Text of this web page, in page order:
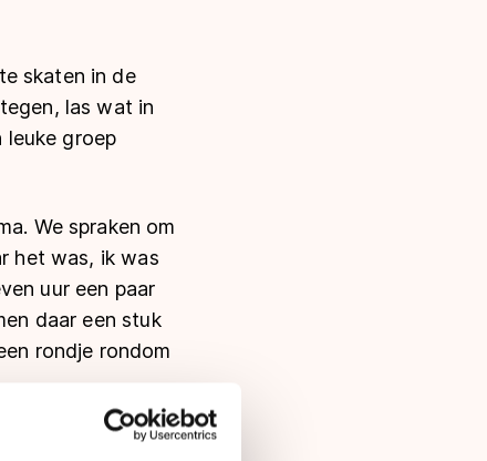
skaten in de
las wat in
leuke groep
We spraken om
het was, ik was
uur een paar
daar een stuk
rondje rondom
skaters. "Dat is,